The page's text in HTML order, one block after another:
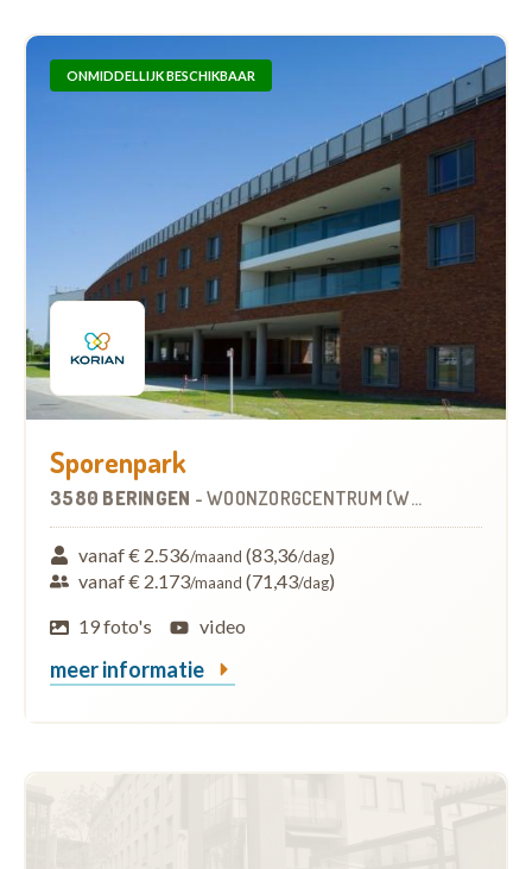
ONMIDDELLIJK BESCHIKBAAR
Sporenpark
3580 BERINGEN - WOONZORGCENTRUM (WZC)
vanaf € 2.536/maand (83,36/dag)
vanaf € 2.173/maand (71,43/dag)
19 foto's
video
meer informatie